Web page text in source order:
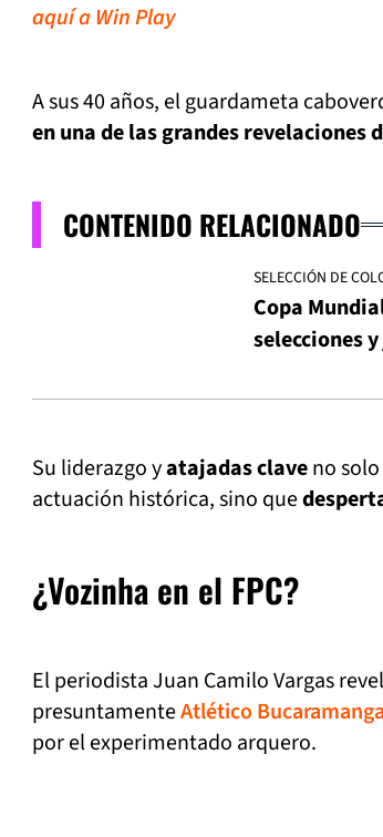
aquí a Win Play
A sus 40 años, el guardameta
en una de las grandes revelaciones
CONTENIDO RELACIONADO
SELECCIÓN DE
Copa
selecciones
Su liderazgo yatajadas claveno
actuación histórica, sino que
¿Vozinha en el FPC?
El periodista Juan Camilo Vargas
presuntamenteAtlético Bucaramanga
por el experimentado arquero.